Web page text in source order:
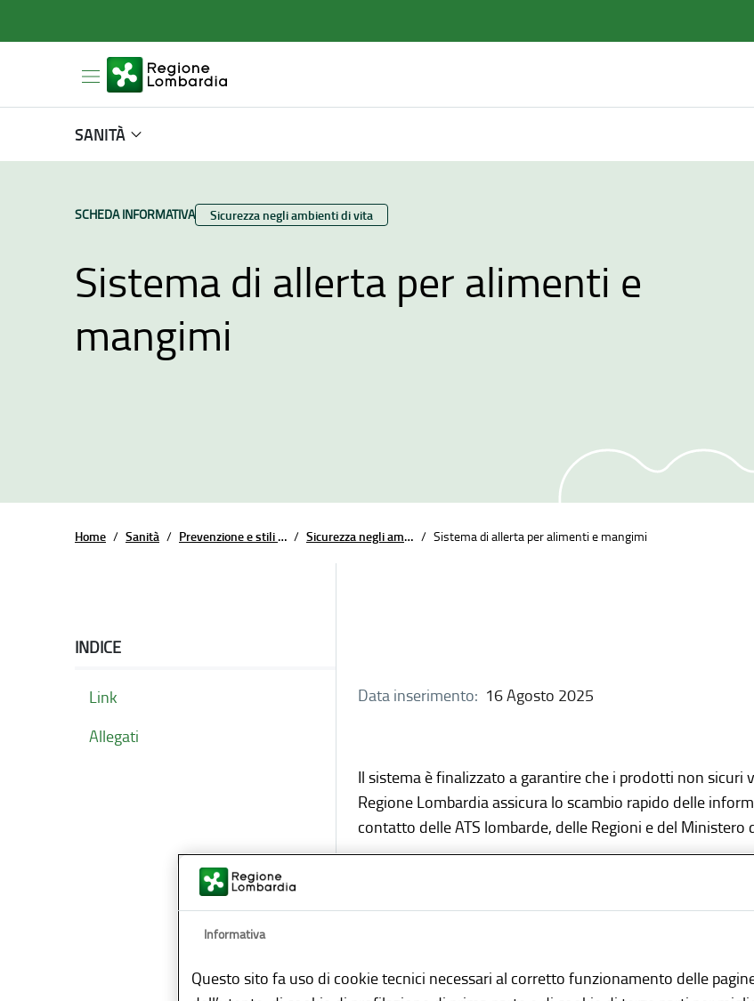
SANITÀ
TIPO CONTENUTO:
SCHEDA INFORMATIVA Categoria:
Sicurezza negli ambienti di vita
Sistema di allerta per alimenti e
mangimi
Home / Sanità / Prevenzione e stili di vita / Sicurezza negli ambienti di vita / Sistema di allerta per alimenti e mangimi
INDICE
Link
Allegati
Data inserimento: 16 Agosto 2025
Il sistema è finalizzato a garantire che i prodotti non
Regione Lombardia assicura lo scambio rapido delle
contatto delle ATS lombarde, delle Regioni e del Ministero
Se un alimento o un mangime, presente sul mercato,
settore devono avviare immediatamente le procedure di
Compito dell’Autorità sanitaria (Dipartimenti di
che queste azioni siano condotte correttamente ed
Informativa
Questo sito fa uso di cookie tecnici necessari al corretto funzionamento delle